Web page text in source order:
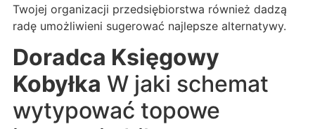
Twojej organizacji przedsiębiorstwa również dadzą
radę umożliwieni sugerować najlepsze alternatywy.
Doradca Księgowy
Kobyłka W jaki schemat
wytypować topowe